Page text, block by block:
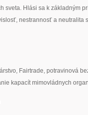
sveta. Hlási sa k základným
nestrannosť a neutralita
Fairtrade, potravinová
kapacít mimovládnych